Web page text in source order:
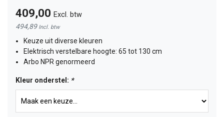
409,00 Excl. btw
494,89 Incl. btw
Keuze uit diverse kleuren
Elektrisch verstelbare hoogte: 65 tot 130 cm
Arbo NPR genormeerd
Kleur onderstel: *